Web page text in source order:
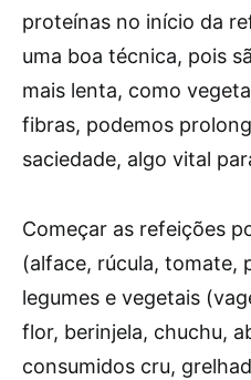
proteínas no início da
uma boa técnica, pois
mais lenta, como
fibras, podemos
saciedade, algo vital
Começar as refeições
(alface, rúcula, tomate,
legumes e vegetais
flor, berinjela, chuchu,
consumidos cru,